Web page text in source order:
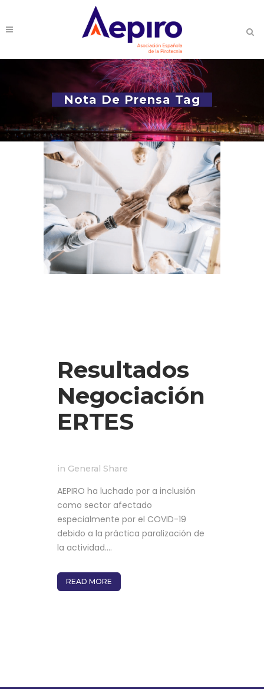
Nota De Prensa Tag
Resultados
Negociación
ERTES
in General Share
AEPIRO ha luchado por a inclusión
como sector afectado
especialmente por el COVID-19
debido a la práctica paralización de
la actividad....
READ MORE